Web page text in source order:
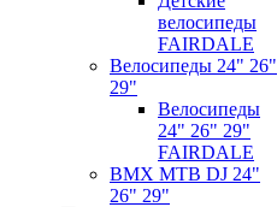
велосипеды
FAIRDALE
Велосипеды 24" 26"
29"
Велосипеды
24" 26" 29"
FAIRDALE
BMX MTB DJ 24"
26" 29"